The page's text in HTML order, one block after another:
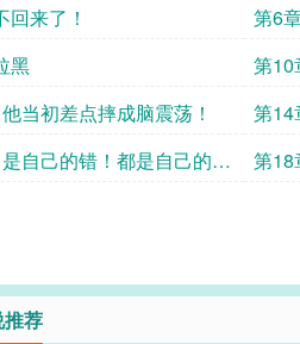
回来了！
第6
黑
第10
当初差点摔成脑震荡！
第14
自己的错！都是自己的
第18
荐